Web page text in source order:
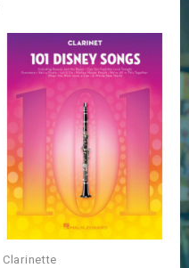
Clarinette